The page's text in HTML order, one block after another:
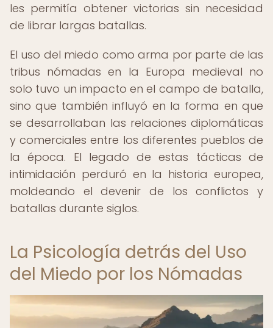
les permitía obtener victorias sin necesidad
de librar largas batallas.
El uso del miedo como arma por parte de las
tribus nómadas en la Europa medieval no
solo tuvo un impacto en el campo de batalla,
sino que también influyó en la forma en que
se desarrollaban las relaciones diplomáticas
y comerciales entre los diferentes pueblos de
la época. El legado de estas tácticas de
intimidación perduró en la historia europea,
moldeando el devenir de los conflictos y
batallas durante siglos.
La Psicología detrás del Uso
del Miedo por los Nómadas